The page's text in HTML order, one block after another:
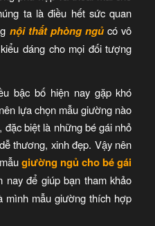
ta là điều hết sức quan
nội thất phòng ngủ có vô
dáng cho mọi đối tượng
bậc bố hiện nay gặp khó
lựa chọn mẫu giường nào
đặc biệt là những bé gái nhỏ
thương, xinh đẹp. Vậy nên
giường ngủ cho bé gái
nay để giúp bạn tham khảo
mình mẫu giường thích hợp